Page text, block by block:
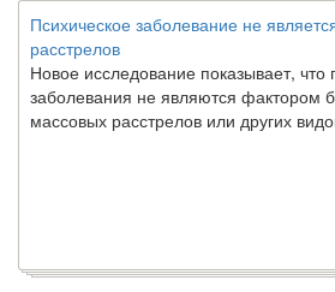
Психическое заболевание не
расстрелов
Новое исследование показывает, что
заболевания не являются фактором
массовых расстрелов или других